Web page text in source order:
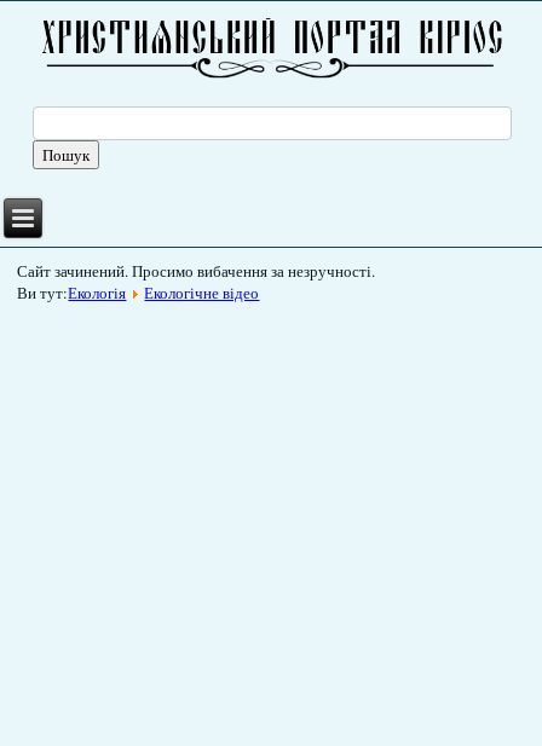
Сайт зачинений. Просимо вибачення за незручності.
Ви тут:Екологія Екологічне відео